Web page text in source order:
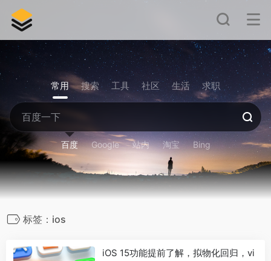
常用 搜索 工具 社区 生活 求职
百度 Google 站内 淘宝 Bing
标签：ios
iOS 15功能提前了解，拟物化回归，vi